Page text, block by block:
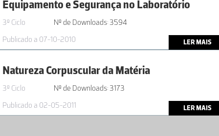
Equipamento e Segurança no Laboratório
3º Ciclo
Nº de Downloads: 3594
Publicado a 07-10-2010
LER MAIS
Natureza Corpuscular da Matéria
3º Ciclo
Nº de Downloads: 3173
Publicado a 02-05-2011
LER MAIS